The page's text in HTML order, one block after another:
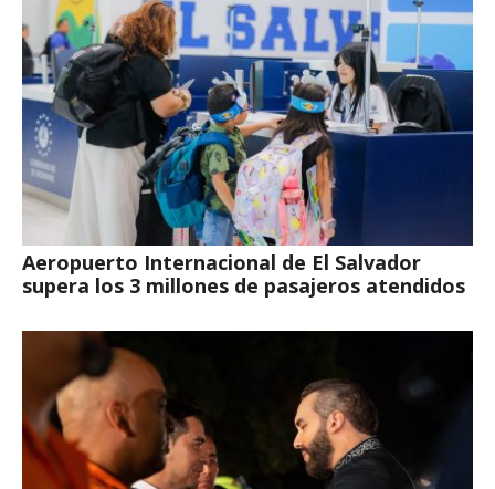
Aeropuerto Internacional de El Salvador
supera los 3 millones de pasajeros atendidos